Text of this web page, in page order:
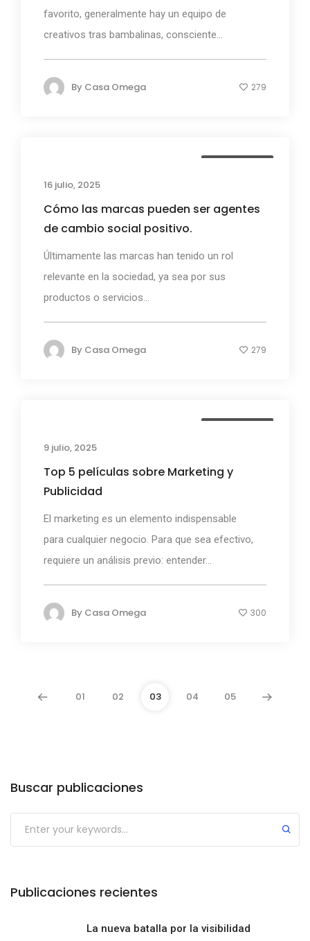
favorito, generalmente hay un equipo de
creativos tras bambalinas, consciente...
By Casa Omega 279
16 julio, 2025
Cómo las marcas pueden ser agentes
de cambio social positivo.
Últimamente las marcas han tenido un rol
relevante en la sociedad, ya sea por sus
productos o servicios...
By Casa Omega 279
9 julio, 2025
Top 5 películas sobre Marketing y
Publicidad
El marketing es un elemento indispensable
para cualquier negocio. Para que sea efectivo,
requiere un análisis previo: entender...
By Casa Omega 300
01 02 03 04 05
Buscar publicaciones
Publicaciones recientes
La nueva batalla por la visibilidad